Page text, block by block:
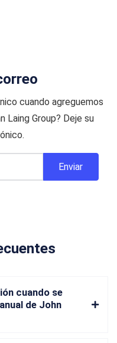
cuando agreguemos
Laing Group? Deje su
cuando se
de John